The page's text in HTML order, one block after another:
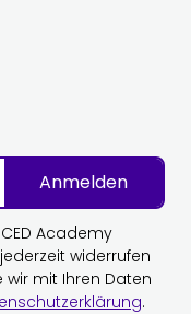
Anmelden
Academy
widerrufen
mit Ihren Daten
.